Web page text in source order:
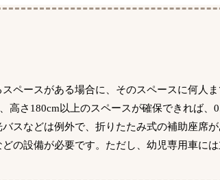
スペースがある場合に、そのスペースに何人
高さ180cm以上のスペースが確保できれば
スなどは例外で、折りたたみ式の補助座席
の設備が必要です。ただし、幼児専用車には